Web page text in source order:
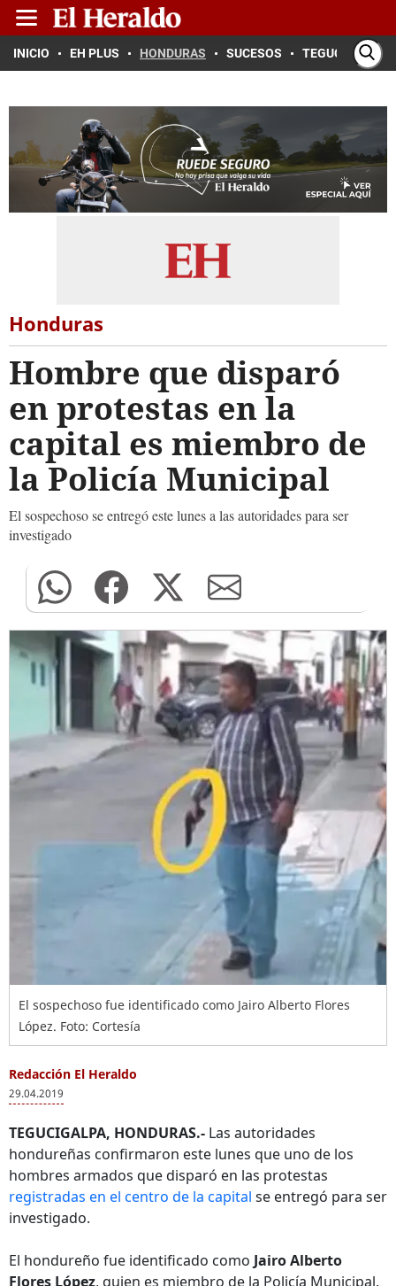
INICIO EH PLUS HONDURAS SUCESOS TEGUCIGALPA
Honduras
Hombre que disparó
en protestas en la
capital es miembro de
la Policía Municipal
El sospechoso se entregó este lunes a las autoridades para ser
investigado
El sospechoso fue identificado como Jairo Alberto Flores
López. Foto: Cortesía
Redacción El Heraldo
29.04.2019
TEGUCIGALPA, HONDURAS.- Las autoridades
hondureñas confirmaron este lunes que uno de los
hombres armados que disparó en las protestas
registradas en el centro de la capital se entregó para ser
investigado.
El hondureño fue identificado como Jairo Alberto
Flores López, quien es miembro de la Policía Municipal.